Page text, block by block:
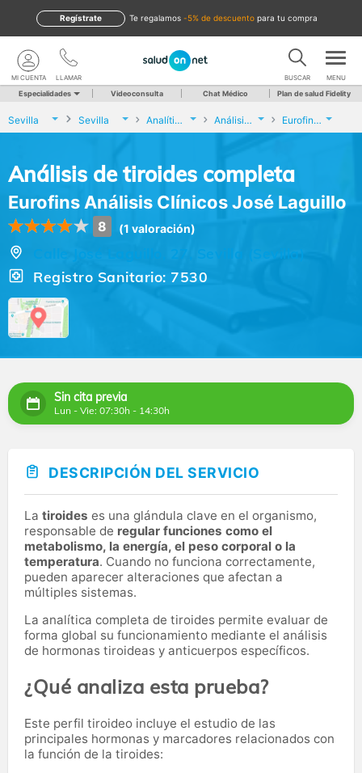
te regalamos -5% de descuento para tu compra
Regístrate
LLAMAR
MI CUENTA BUSCAR MENU
Especialidades Videoconsulta Chat Médico Plan de salud Fidelity
Sevilla Sevilla Analíticas y Genética Análisis de tiroides completa Eurofins Análisis Clínicos José Laguillo
Análisis de tiroides completa
Eurofins Análisis Clínicos José Laguillo
8 (1 valoración)
Calle José Laguillo, 27, Sevilla (Sevilla)
Registro Sanitario: 7530
Sin cita previa
Lun - Vie: 07:30h - 14:30h
DESCRIPCIÓN DEL SERVICIO
La tiroides es una glándula clave en el organismo,
responsable de regular funciones como el
metabolismo, la energía, el peso corporal o la
temperatura. Cuando no funciona correctamente,
pueden aparecer alteraciones que afectan a
múltiples sistemas.
La analítica completa de tiroides permite evaluar de
forma global su funcionamiento mediante el análisis
de hormonas tiroideas y anticuerpos específicos.
¿Qué analiza esta prueba?
Este perfil tiroideo incluye el estudio de las
principales hormonas y marcadores relacionados con
la función de la tiroides: